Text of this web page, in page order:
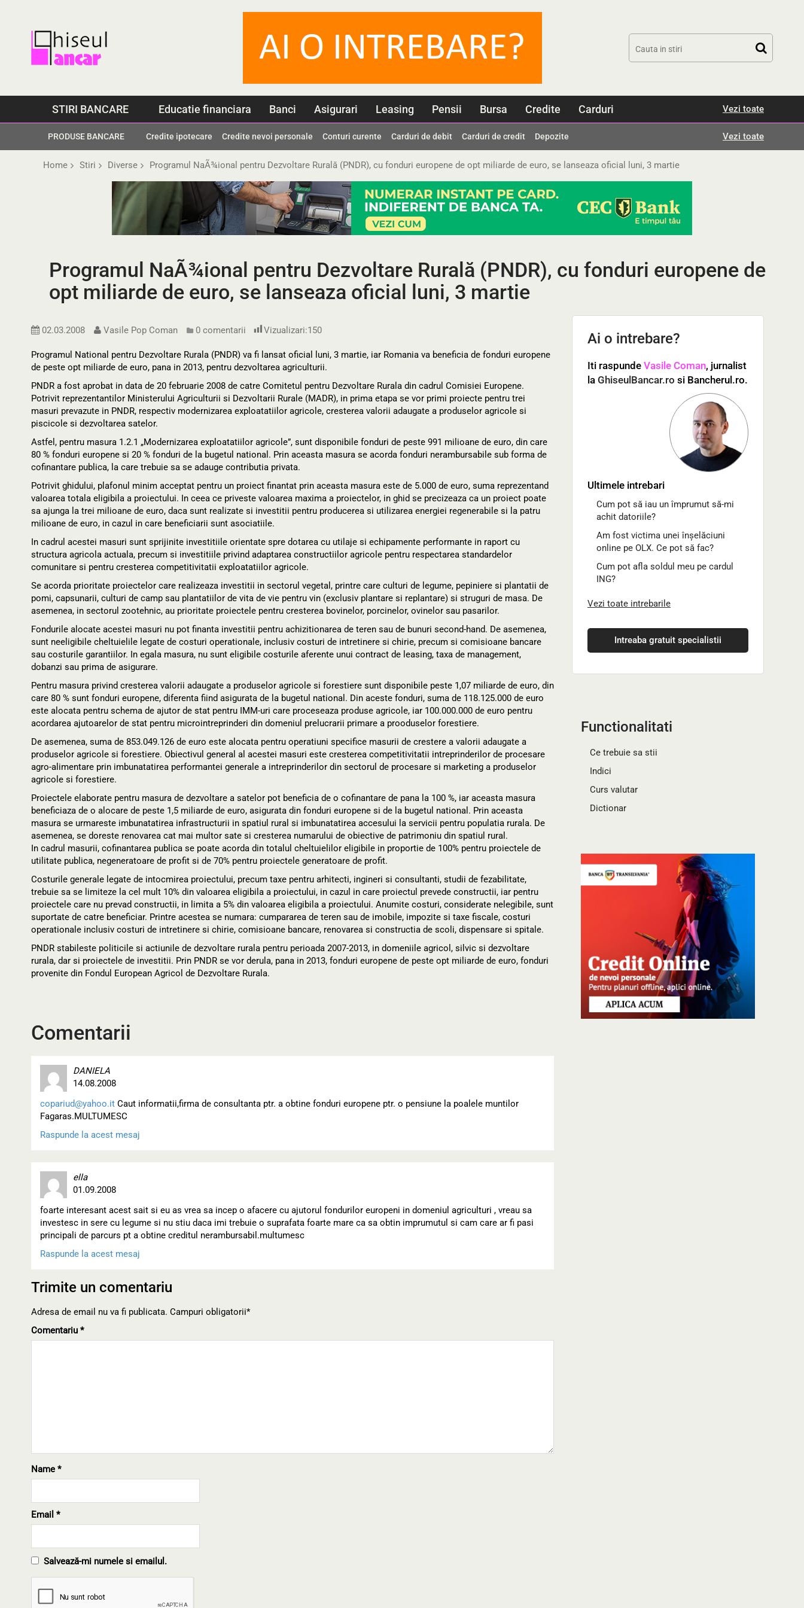
STIRI BANCARE Educatie financiara Banci Asigurari Leasing Pensii Bursa Credite Carduri Vezi toate
PRODUSE BANCARE Credite ipotecare Credite nevoi personale Conturi curente Carduri de debit Carduri de credit Depozite Vezi toate
Home Stiri Diverse Programul NaÃ¾ional pentru Dezvoltare Rurală (PNDR), cu fonduri europene de opt miliarde de euro, se lanseaza oficial luni, 3 martie
Programul NaÃ¾ional pentru Dezvoltare Rurală (PNDR), cu fonduri europene de
opt miliarde de euro, se lanseaza oficial luni, 3 martie
02.03.2008 Vasile Pop Coman 0 comentarii Vizualizari:150
Programul National pentru Dezvoltare Rurala (PNDR) va fi lansat oficial luni, 3 martie, iar Romania va beneficia de fonduri europene
de peste opt miliarde de euro, pana in 2013, pentru dezvoltarea agriculturii.
PNDR a fost aprobat in data de 20 februarie 2008 de catre Comitetul pentru Dezvoltare Rurala din cadrul Comisiei Europene.
Potrivit reprezentantilor Ministerului Agriculturii si Dezvoltarii Rurale (MADR), in prima etapa se vor primi proiecte pentru trei
masuri prevazute in PNDR, respectiv modernizarea exploatatiilor agricole, cresterea valorii adaugate a produselor agricole si
piscicole si dezvoltarea satelor.
Astfel, pentru masura 1.2.1 „Modernizarea exploatatiilor agricole”, sunt disponibile fonduri de peste 991 milioane de euro, din care
80 % fonduri europene si 20 % fonduri de la bugetul national. Prin aceasta masura se acorda fonduri nerambursabile sub forma de
cofinantare publica, la care trebuie sa se adauge contributia privata.
Potrivit ghidului, plafonul minim acceptat pentru un proiect finantat prin aceasta masura este de 5.000 de euro, suma reprezentand
valoarea totala eligibila a proiectului. In ceea ce priveste valoarea maxima a proiectelor, in ghid se precizeaza ca un proiect poate
sa ajunga la trei milioane de euro, daca sunt realizate si investitii pentru producerea si utilizarea energiei regenerabile si la patru
milioane de euro, in cazul in care beneficiarii sunt asociatiile.
In cadrul acestei masuri sunt sprijinite investitiile orientate spre dotarea cu utilaje si echipamente performante in raport cu
structura agricola actuala, precum si investitiile privind adaptarea constructiilor agricole pentru respectarea standardelor
comunitare si pentru cresterea competitivitatii exploatatiilor agricole.
Se acorda prioritate proiectelor care realizeaza investitii in sectorul vegetal, printre care culturi de legume, pepiniere si plantatii de
pomi, capsunarii, culturi de camp sau plantatiilor de vita de vie pentru vin (exclusiv plantare si replantare) si struguri de masa. De
asemenea, in sectorul zootehnic, au prioritate proiectele pentru cresterea bovinelor, porcinelor, ovinelor sau pasarilor.
Fondurile alocate acestei masuri nu pot finanta investitii pentru achizitionarea de teren sau de bunuri second-hand. De asemenea,
sunt neeligibile cheltuielile legate de costuri operationale, inclusiv costuri de intretinere si chirie, precum si comisioane bancare
sau costurile garantiilor. In egala masura, nu sunt eligibile costurile aferente unui contract de leasing, taxa de management,
dobanzi sau prima de asigurare.
Pentru masura privind cresterea valorii adaugate a produselor agricole si forestiere sunt disponibile peste 1,07 miliarde de euro, din
care 80 % sunt fonduri europene, diferenta fiind asigurata de la bugetul national. Din aceste fonduri, suma de 118.125.000 de euro
este alocata pentru schema de ajutor de stat pentru IMM-uri care proceseaza produse agricole, iar 100.000.000 de euro pentru
acordarea ajutoarelor de stat pentru microintreprinderi din domeniul prelucrarii primare a prooduselor forestiere.
De asemenea, suma de 853.049.126 de euro este alocata pentru operatiuni specifice masurii de crestere a valorii adaugate a
produselor agricole si forestiere. Obiectivul general al acestei masuri este cresterea competitivitatii intreprinderilor de procesare
agro-alimentare prin imbunatatirea performantei generale a intreprinderilor din sectorul de procesare si marketing a produselor
agricole si forestiere.
Proiectele elaborate pentru masura de dezvoltare a satelor pot beneficia de o cofinantare de pana la 100 %, iar aceasta masura
beneficiaza de o alocare de peste 1,5 miliarde de euro, asigurata din fonduri europene si de la bugetul national. Prin aceasta
masura se urmareste imbunatatirea infrastructurii in spatiul rural si imbunatatirea accesului la servicii pentru populatia rurala. De
asemenea, se doreste renovarea cat mai multor sate si cresterea numarului de obiective de patrimoniu din spatiul rural.
In cadrul masurii, cofinantarea publica se poate acorda din totalul cheltuielilor eligibile in proportie de 100% pentru proiectele de
utilitate publica, negeneratoare de profit si de 70% pentru proiectele generatoare de profit.
Costurile generale legate de intocmirea proiectului, precum taxe pentru arhitecti, ingineri si consultanti, studii de fezabilitate,
trebuie sa se limiteze la cel mult 10% din valoarea eligibila a proiectului, in cazul in care proiectul prevede constructii, iar pentru
proiectele care nu prevad constructii, in limita a 5% din valoarea eligibila a proiectului. Anumite costuri, considerate nelegibile, sunt
suportate de catre beneficiar. Printre acestea se numara: cumpararea de teren sau de imobile, impozite si taxe fiscale, costuri
operationale inclusiv costuri de intretinere si chirie, comisioane bancare, renovarea si constructia de scoli, dispensare si spitale.
PNDR stabileste politicile si actiunile de dezvoltare rurala pentru perioada 2007-2013, in domeniile agricol, silvic si dezvoltare
rurala, dar si proiectele de investitii. Prin PNDR se vor derula, pana in 2013, fonduri europene de peste opt miliarde de euro, fonduri
provenite din Fondul European Agricol de Dezvoltare Rurala.
Comentarii
DANIELA
14.08.2008
copariud@yahoo.it Caut informatii,firma de consultanta ptr. a obtine fonduri europene ptr. o pensiune la poalele muntilor
Fagaras.MULTUMESC
Raspunde la acest mesaj
ella
01.09.2008
foarte interesant acest sait si eu as vrea sa incep o afacere cu ajutorul fondurilor europeni in domeniul agriculturi , vreau sa
investesc in sere cu legume si nu stiu daca imi trebuie o suprafata foarte mare ca sa obtin imprumutul si cam care ar fi pasi
principali de parcurs pt a obtine creditul nerambursabil.multumesc
Raspunde la acest mesaj
Trimite un comentariu
Adresa de email nu va fi publicata. Campuri obligatorii*
Comentariu *
Name *
Email *
Salvează-mi numele si emailul.
Ai o intrebare?
Iti raspunde Vasile Coman, jurnalist
la GhiseulBancar.ro si Bancherul.ro.
Ultimele intrebari
Cum pot să iau un împrumut să-mi
achit datoriile?
Am fost victima unei înșelăciuni
online pe OLX. Ce pot să fac?
Cum pot afla soldul meu pe cardul
ING?
Vezi toate intrebarile
Intreaba gratuit specialistii
Functionalitati
Ce trebuie sa stii
Indici
Curs valutar
Dictionar